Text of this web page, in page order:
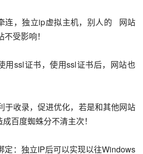
连，独立ip虚拟主机，别人的   网站
受影响！
用ssl证书，使用ssl证书后，网站也
于收录，促进优化，若是和其他网站
百度蜘蛛分不清主次！
定：独立IP后可以实现以往Windows